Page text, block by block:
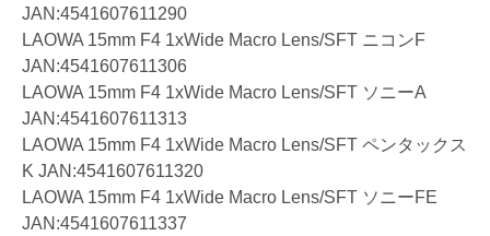
JAN:4541607611290
LAOWA 15mm F4 1xWide Macro Lens/SFT ニコンF
JAN:4541607611306
LAOWA 15mm F4 1xWide Macro Lens/SFT ソニーA
JAN:4541607611313
LAOWA 15mm F4 1xWide Macro Lens/SFT ペンタックス
K JAN:4541607611320
LAOWA 15mm F4 1xWide Macro Lens/SFT ソニーFE
JAN:4541607611337